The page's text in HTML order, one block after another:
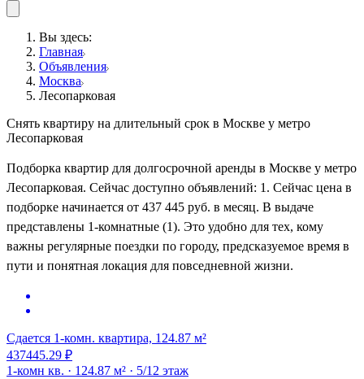
Вы здесь:
Главная
Объявления
Москва
Лесопарковая
Снять квартиру на длительный срок в Москве у метро
Лесопарковая
Подборка квартир для долгосрочной аренды в Москве у метро
Лесопарковая. Сейчас доступно объявлений: 1. Сейчас цена в
подборке начинается от 437 445 руб. в месяц. В выдаче
представлены 1-комнатные (1). Это удобно для тех, кому
важны регулярные поездки по городу, предсказуемое время в
пути и понятная локация для повседневной жизни.
Сдается 1-комн. квартира, 124.87 м²
437445.29 ₽
1-комн кв. · 124.87 м² · 5/12 этаж